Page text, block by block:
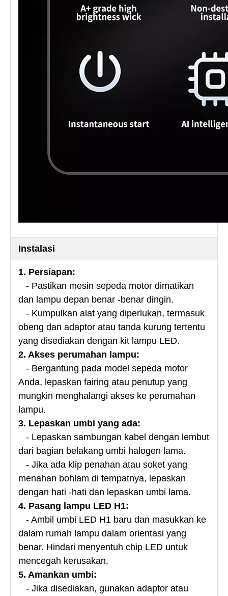
Instalasi
1. Persiapan:
- Pastikan mesin sepeda motor dimatikan
dan lampu depan benar -benar dingin.
- Kumpulkan alat yang diperlukan, termasuk
obeng dan adaptor atau tanda kurung tertentu
yang disediakan dengan kit lampu LED.
2. Akses perumahan lampu:
- Bergantung pada model sepeda motor
Anda, lepaskan fairing atau penutup yang
mungkin menghalangi akses ke perumahan
lampu.
3. Lepaskan umbi yang ada:
- Lepaskan sambungan kabel dengan lembut
dari bagian belakang umbi halogen lama.
- Jika ada klip penahan atau soket yang
menahan bohlam di tempatnya, lepaskan
dengan hati -hati dan lepaskan umbi lama.
4. Pasang lampu LED H1:
- Ambil umbi LED H1 baru dan masukkan ke
dalam rumah lampu dalam orientasi yang
benar. Hindari menyentuh chip LED untuk
mencegah kerusakan.
5. Amankan umbi:
- Jika disediakan, gunakan adaptor atau